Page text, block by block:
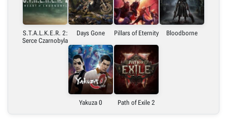
S.T.A.L.K.E.R. 2:
Serce Czarnobyla
Days Gone Pillars of Eternity Bloodborne
Yakuza 0 Path of Exile 2